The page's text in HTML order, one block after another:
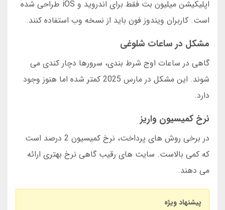
اپلیکیشن میلیون بت فقط برای اندروید و iOS طراحی شده
است. کاربران ویندوز فون باید از نسخه وب استفاده کنند.
مشکل در ساعات شلوغی
گاهی در ساعات اوج شرط بندی، سرورها دچار کندی می
شوند. این مشکل در مارس 2025 کمتر شده اما هنوز وجود
دارد.
نرخ کمیسیون واریز
در برخی روش های پرداخت، نرخ کمیسیون 2 درصد است
که کمی بالاست. سایت های رقیب گاهی نرخ بهتری ارائه
می دهند.
پیشنهاد ویژه